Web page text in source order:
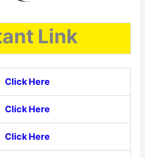
Link
Click Here
Click Here
Click Here